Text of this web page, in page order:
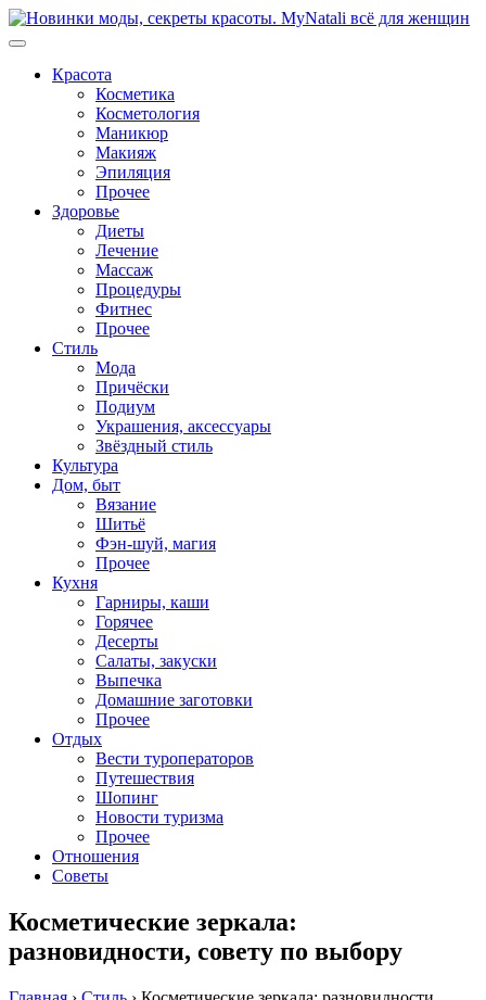
Перейти
к
Красота
Косметика
Косметология
Маникюр
Макияж
Эпиляция
Прочее
Здоровье
Диеты
Лечение
Массаж
Процедуры
Фитнес
Прочее
Стиль
Мода
Причёски
Подиум
Украшения, аксессуары
Звёздный стиль
Культура
Дом, быт
Вязание
Шитьё
Фэн-шуй, магия
Прочее
Кухня
Гарниры, каши
Горячее
Десерты
Салаты, закуски
Выпечка
Домашние заготовки
Прочее
Отдых
Вести туроператоров
Путешествия
Шопинг
Новости туризма
Прочее
Отношения
Советы
Косметические зеркала:
разновидности, совету по выбору